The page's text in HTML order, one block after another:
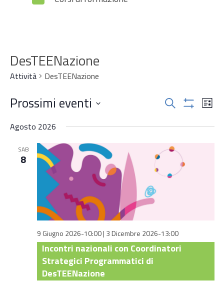
DesTEENazione
Attività DesTEENazione
Attività
Ricerca
e
viste
Cerca Lista
Prossimi eventi
la
data.
Agosto 2026
SAB
8
9 Giugno 2026-10:00| 3 Dicembre 2026-13:00
Incontri nazionali con Coordinatori
Strategici Programmatici di
DesTEENazione